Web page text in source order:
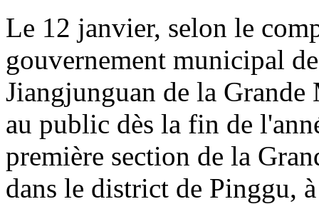
Le 12 janvier, selon le
gouvernement municipal
Jiangjunguan de la
au public dès la fin de
première section de la
dans le district de Pinggu,